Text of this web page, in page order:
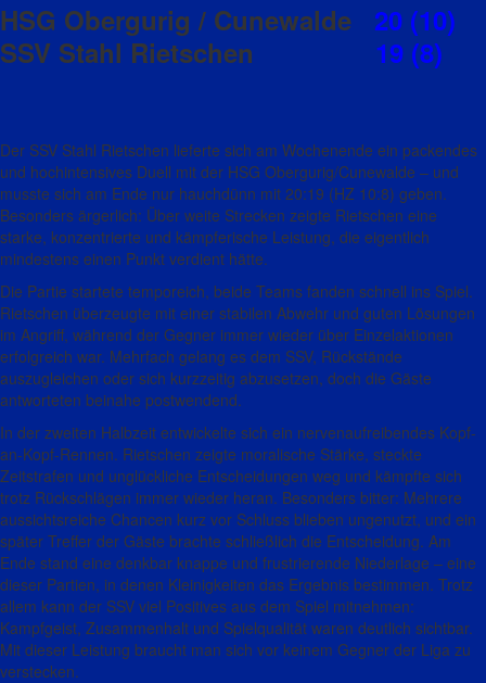
HSG Obergurig / Cunewalde
20 (10)
SSV Stahl Rietschen
19 (8)
Der SSV Stahl Rietschen lieferte sich am Wochenende ein packendes
und hochintensives Duell mit der HSG Obergurig/Cunewalde – und
musste sich am Ende nur hauchdünn mit 20:19 (HZ 10:8) geben.
Besonders ärgerlich: Über weite Strecken zeigte Rietschen eine
starke, konzentrierte und kämpferische Leistung, die eigentlich
mindestens einen Punkt verdient hätte.
Die Partie startete temporeich, beide Teams fanden schnell ins Spiel.
Rietschen überzeugte mit einer stabilen Abwehr und guten Lösungen
im Angriff, während der Gegner immer wieder über Einzelaktionen
erfolgreich war. Mehrfach gelang es dem SSV, Rückstände
auszugleichen oder sich kurzzeitig abzusetzen, doch die Gäste
antworteten beinahe postwendend.
In der zweiten Halbzeit entwickelte sich ein nervenaufreibendes Kopf-
an-Kopf-Rennen. Rietschen zeigte moralische Stärke, steckte
Zeitstrafen und unglückliche Entscheidungen weg und kämpfte sich
trotz Rückschlägen immer wieder heran. Besonders bitter: Mehrere
aussichtsreiche Chancen kurz vor Schluss blieben ungenutzt, und ein
später Treffer der Gäste brachte schließlich die Entscheidung. Am
Ende stand eine denkbar knappe und frustrierende Niederlage – eine
dieser Partien, in denen Kleinigkeiten das Ergebnis bestimmen. Trotz
allem kann der SSV viel Positives aus dem Spiel mitnehmen:
Kampfgeist, Zusammenhalt und Spielqualität waren deutlich sichtbar.
Mit dieser Leistung braucht man sich vor keinem Gegner der Liga zu
verstecken.